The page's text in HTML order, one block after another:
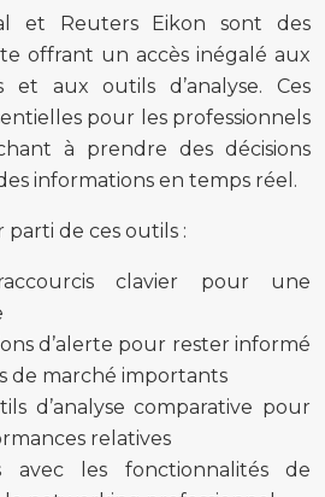
et Reuters Eikon sont des
offrant un accès inégalé aux
et aux outils d’analyse. Ces
pour les professionnels
à prendre des décisions
informations en temps réel.
de ces outils :
clavier pour une
d’alerte pour rester informé
de marché importants
d’analyse comparative pour
relatives
avec les fonctionnalités de